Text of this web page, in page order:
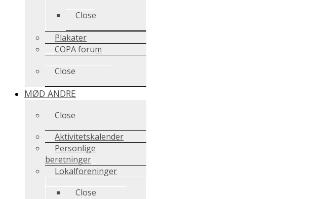
Close
Plakater
COPA forum
Close
MØD ANDRE
Close
Aktivitetskalender
Personlige
beretninger
Lokalforeninger
Close